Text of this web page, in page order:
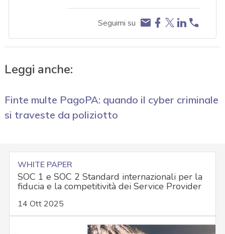
Seguimi su
Leggi anche:
Finte multe PagoPA: quando il cyber criminale
si traveste da poliziotto
WHITE PAPER
SOC 1 e SOC 2 Standard internazionali per la
fiducia e la competitività dei Service Provider
14 Ott 2025